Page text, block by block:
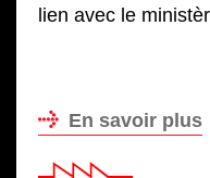
lien avec le
En savoir plus